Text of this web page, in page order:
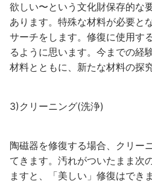
欲しい〜という文化財保存的な
あります。特殊な材料が必要と
サーチをします。修復に使用す
るように思います。今までの経
材料とともに、新たな材料の探
3)クリーニング(洗浄)
陶磁器を修復する場合、クリー
てきます。汚れがついたまま次
ますと、「美しい」修復はでき